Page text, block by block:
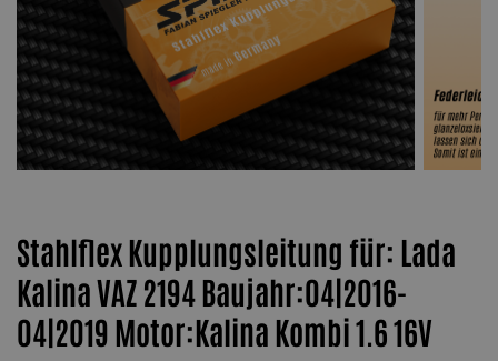
Stahlflex Kupplungsleitung für: Lada
Kalina VAZ 2194 Baujahr:04|2016-
04|2019 Motor:Kalina Kombi 1.6 16V